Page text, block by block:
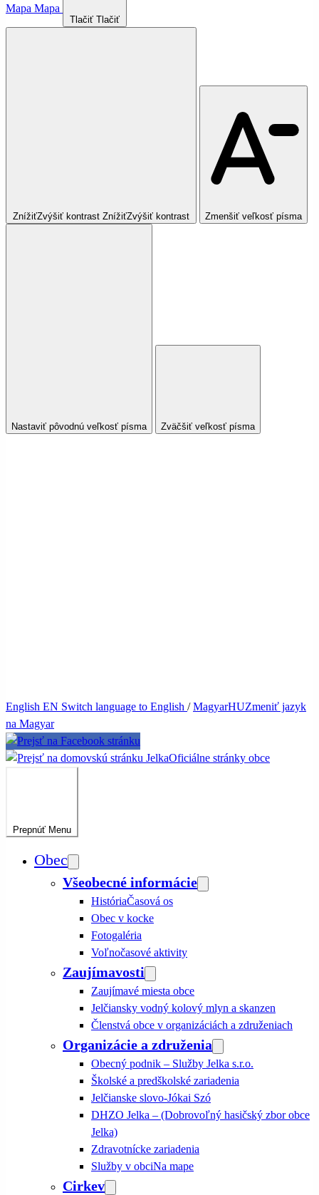
Mapa Mapa
Tlačiť Tlačiť
ZnížiťZvýšiť kontrast ZnížiťZvýšiť kontrast Zmenšiť veľkosť písma
Nastaviť pôvodnú veľkosť písma Zväčšiť veľkosť písma
English EN Switch language to English /MagyarHUZmeniť jazyk
na Magyar
JelkaOficiálne stránky obce
Prepnúť Menu
Obec
Všeobecné informácie
HistóriaČasová os
Obec v kocke
Fotogaléria
Voľnočasové aktivity
Zaujímavosti
Zaujímavé miesta obce
Jelčiansky vodný kolový mlyn a skanzen
Členstvá obce v organizáciách a združeniach
Organizácie a združenia
Obecný podnik – Služby Jelka s.r.o.
Školské a predškolské zariadenia
Jelčianske slovo-Jókai Szó
DHZO Jelka – (Dobrovoľný hasičský zbor obce
Jelka)
Zdravotnícke zariadenia
Služby v obciNa mape
Cirkev